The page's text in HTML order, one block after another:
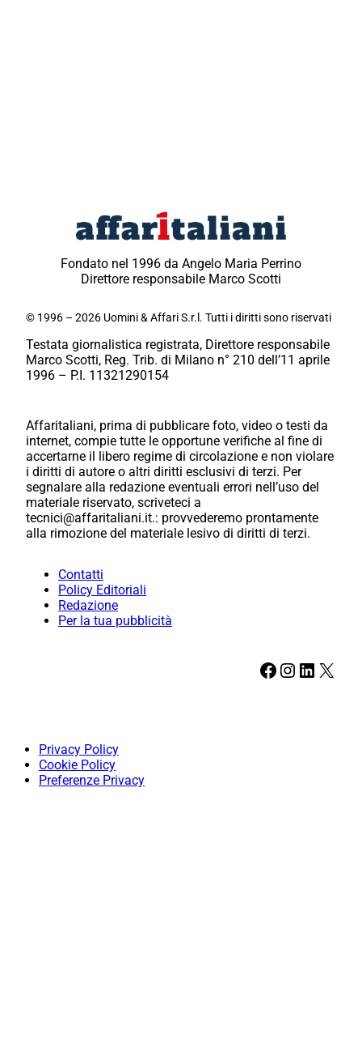
Fondato nel 1996 da Angelo Maria Perrino
Direttore responsabile Marco Scotti
© 1996 – 2026 Uomini & Affari S.r.l. Tutti i diritti sono riservati
Testata giornalistica registrata, Direttore responsabile
Marco Scotti, Reg. Trib. di Milano n° 210 dell’11 aprile
1996 – P.I. 11321290154
Affaritaliani, prima di pubblicare foto, video o testi da
internet, compie tutte le opportune verifiche al fine di
accertarne il libero regime di circolazione e non violare
i diritti di autore o altri diritti esclusivi di terzi. Per
segnalare alla redazione eventuali errori nell’uso del
materiale riservato, scriveteci a
tecnici@affaritaliani.it.: provvederemo prontamente
alla rimozione del materiale lesivo di diritti di terzi.
Contatti
Policy Editoriali
Redazione
Per la tua pubblicità
Facebook Instagram LinkedIn X
Privacy Policy
Cookie Policy
Preferenze Privacy